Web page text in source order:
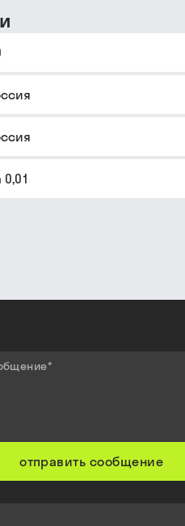
0,01
*
отправить сообщение